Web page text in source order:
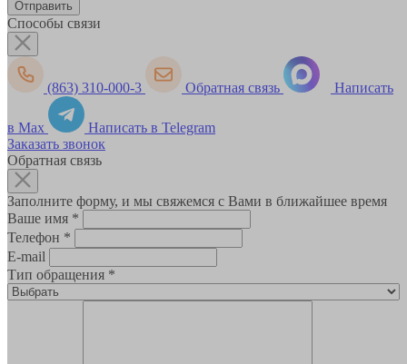
Способы связи
(863) 310-000-3 Обратная связь Написать
в Max
Написать в Telegram
Заказать звонок
Обратная связь
Заполните форму, и мы свяжемся с Вами в ближайшее время
Ваше имя *
Телефон *
E-mail
Тип обращения *